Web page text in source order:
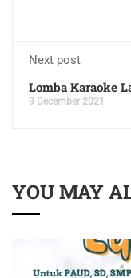
Next post
Lomba Karaoke
9 December 2021
YOU MAY